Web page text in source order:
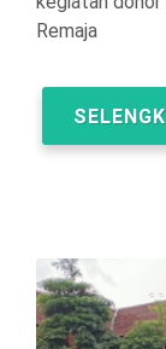
Remaja